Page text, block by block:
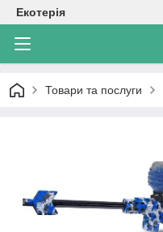
Екотерія
Товари та послуги